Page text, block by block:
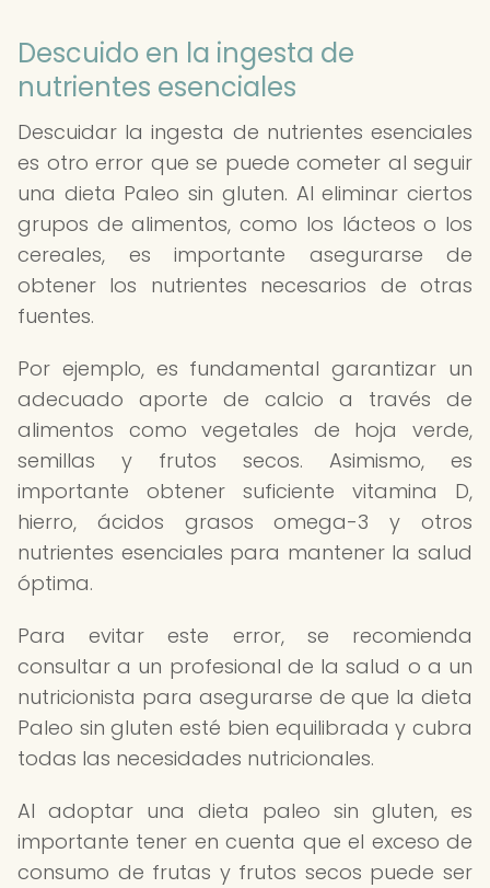
Descuido en la ingesta de
nutrientes esenciales
Descuidar la ingesta de nutrientes esenciales
es otro error que se puede cometer al seguir
una dieta Paleo sin gluten. Al eliminar ciertos
grupos de alimentos, como los lácteos o los
cereales, es importante asegurarse de
obtener los nutrientes necesarios de otras
fuentes.
Por ejemplo, es fundamental garantizar un
adecuado aporte de calcio a través de
alimentos como vegetales de hoja verde,
semillas y frutos secos. Asimismo, es
importante obtener suficiente vitamina D,
hierro, ácidos grasos omega-3 y otros
nutrientes esenciales para mantener la salud
óptima.
Para evitar este error, se recomienda
consultar a un profesional de la salud o a un
nutricionista para asegurarse de que la dieta
Paleo sin gluten esté bien equilibrada y cubra
todas las necesidades nutricionales.
Al adoptar una dieta paleo sin gluten, es
importante tener en cuenta que el exceso de
consumo de frutas y frutos secos puede ser